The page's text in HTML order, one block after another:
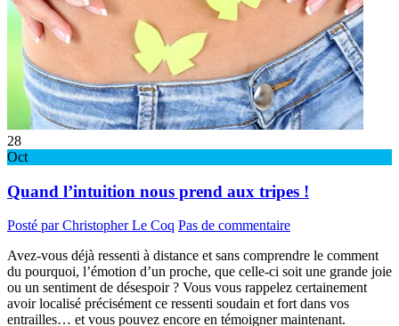
28
Oct
Quand l’intuition nous prend aux tripes !
Posté par Christopher Le Coq Pas de commentaire
Avez-vous déjà ressenti à distance et sans comprendre le comment
du pourquoi, l’émotion d’un proche, que celle-ci soit une grande joie
ou un sentiment de désespoir ? Vous vous rappelez certainement
avoir localisé précisément ce ressenti soudain et fort dans vos
entrailles… et vous pouvez encore en témoigner maintenant.